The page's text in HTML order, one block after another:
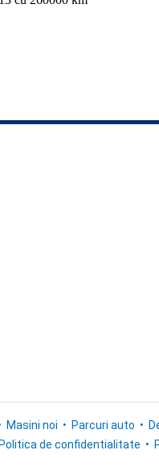
Masini noi Parcuri auto
de confidentialitate